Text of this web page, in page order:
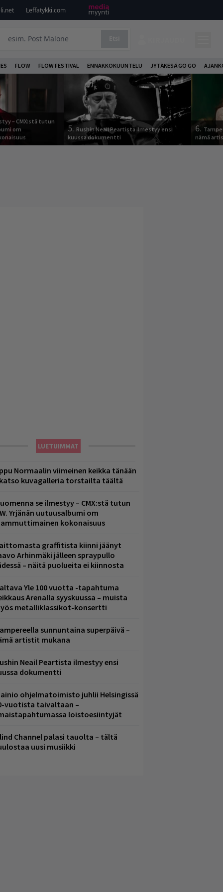
Leffatykki.com
FLOW FLOW FESTIVAL ENNAKKOKUUNTELU JYTÄKESÄ GO GO
– CMX:stä tutun
om
5. Rushin Neail Peartista ilmestyy ensi
kuussa dokumentti
6.
nämä
LUETUIMMAT
Normaalin viimeinen keikka tänään
kuvagalleria torstailta täältä
se ilmestyy – CMX:stä tutun
Yrjänän uutuusalbumi om
kokonaisuus
graffitista kiinni jäänyt
Arhinmäki jälleen spraypullo
– näitä puolueita ei kiinnosta
Yle 100 vuotta -tapahtuma
Arenalla syyskuussa – muista
metalliklassikot-konsertti
sunnuntaina superpäivä –
artistit mukana
Neail Peartista ilmestyy ensi
dokumentti
ohjelmatoimisto juhlii Helsingissä
vuotista taivaltaan –
loistoesiintyjät
Channel palasi tauolta – tältä
uusi musiikki